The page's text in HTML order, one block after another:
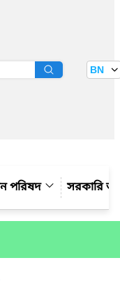
BN
পরিষদ সরকারি